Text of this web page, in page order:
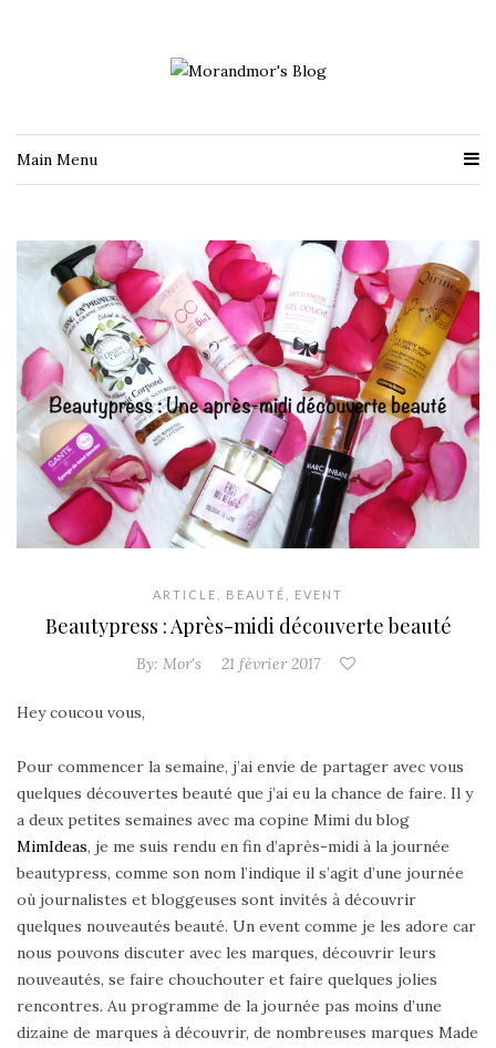
Main Menu
ARTICLE BEAUTÉ EVENT
Beautypress : Après-midi découverte beauté
By: Mor's 21 février 2017
Hey coucou vous,
Pour commencer la semaine, j’ai envie de partager avec vous
quelques découvertes beauté que j’ai eu la chance de faire. Il y
a deux petites semaines avec ma copine Mimi du blog
MimIdeas, je me suis rendu en fin d’après-midi à la journée
beautypress, comme son nom l’indique il s’agit d’une journée
où journalistes et bloggeuses sont invités à découvrir
quelques nouveautés beauté. Un event comme je les adore car
nous pouvons discuter avec les marques, découvrir leurs
nouveautés, se faire chouchouter et faire quelques jolies
rencontres. Au programme de la journée pas moins d’une
dizaine de marques à découvrir, de nombreuses marques Made